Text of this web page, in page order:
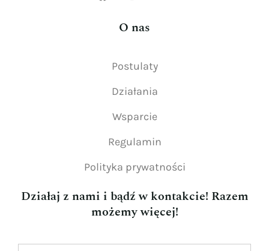
O nas
Postulaty
Działania
Wsparcie
Regulamin
Polityka prywatności
Działaj z nami i bądź w kontakcie! Razem
możemy więcej!